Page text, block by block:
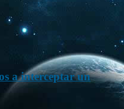
a interceptar un